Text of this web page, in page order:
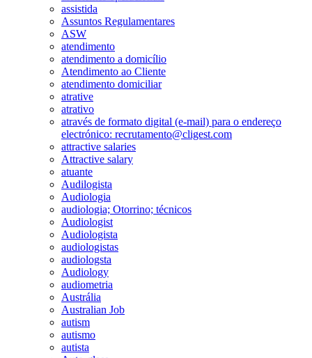
assistida
Assuntos Regulamentares
ASW
atendimento
atendimento a domicílio
Atendimento ao Cliente
atendimento domiciliar
atrative
atrativo
através de formato digital (e-mail) para o endereço
electrónico: recrutamento@cligest.com
attractive salaries
Attractive salary
atuante
Audilogista
Audiologia
audiologia; Otorrino; técnicos
Audiologist
Audiologista
audiologistas
audiologsta
Audiology
audiometria
Austrália
Australian Job
autism
autismo
autista